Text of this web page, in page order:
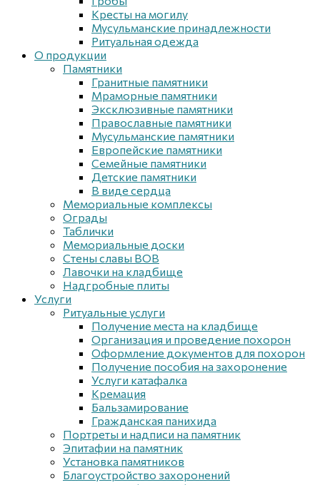
Кресты на могилу
Мусульманские принадлежности
Ритуальная одежда
О продукции
Памятники
Гранитные памятники
Мраморные памятники
Эксклюзивные памятники
Православные памятники
Мусульманские памятники
Европейские памятники
Семейные памятники
Детские памятники
В виде сердца
Мемориальные комплексы
Ограды
Таблички
Мемориальные доски
Стены славы ВОВ
Лавочки на кладбище
Надгробные плиты
Услуги
Ритуальные услуги
Получение места на кладбище
Организация и проведение похорон
Оформление документов для похорон
Получение пособия на захоронение
Услуги катафалка
Кремация
Бальзамирование
Гражданская панихида
Портреты и надписи на памятник
Эпитафии на памятник
Установка памятников
Благоустройство захоронений